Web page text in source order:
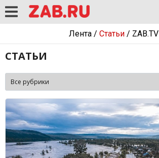
Лента/ Статьи/ ZAB.TV
СТАТЬИ